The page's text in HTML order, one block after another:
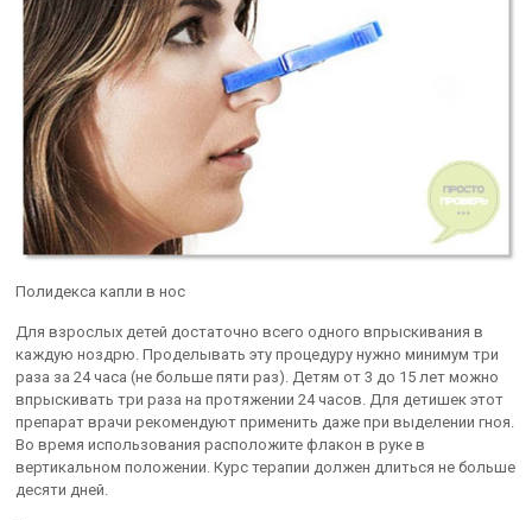
Полидекса капли в нос
Для взрослых детей достаточно всего одного впрыскивания в
каждую ноздрю. Проделывать эту процедуру нужно минимум три
раза за 24 часа (не больше пяти раз). Детям от 3 до 15 лет можно
впрыскивать три раза на протяжении 24 часов. Для детишек этот
препарат врачи рекомендуют применить даже при выделении гноя.
Во время использования расположите флакон в руке в
вертикальном положении. Курс терапии должен длиться не больше
десяти дней.